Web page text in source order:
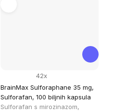
BrainMax Sulforaphane 35 mg,
Sulforafan, 100 biljnih kapsula
Sulforafan s mirozinazom,
42x